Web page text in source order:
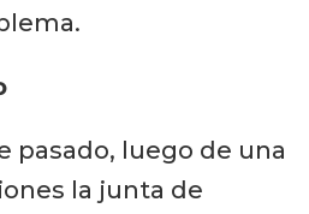
pasado, luego de una
la junta de